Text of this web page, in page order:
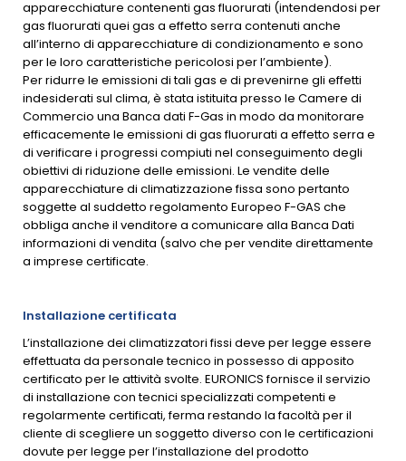
apparecchiature contenenti gas fluorurati (intendendosi per
gas fluorurati quei gas a effetto serra contenuti anche
all’interno di apparecchiature di condizionamento e sono
per le loro caratteristiche pericolosi per l’ambiente).
Per ridurre le emissioni di tali gas e di prevenirne gli effetti
indesiderati sul clima, è stata istituita presso le Camere di
Commercio una Banca dati F-Gas in modo da monitorare
efficacemente le emissioni di gas fluorurati a effetto serra e
di verificare i progressi compiuti nel conseguimento degli
obiettivi di riduzione delle emissioni. Le vendite delle
apparecchiature di climatizzazione fissa sono pertanto
soggette al suddetto regolamento Europeo F-GAS che
obbliga anche il venditore a comunicare alla Banca Dati
informazioni di vendita (salvo che per vendite direttamente
a imprese certificate.
Installazione certificata
L’installazione dei climatizzatori fissi deve per legge essere
effettuata da personale tecnico in possesso di apposito
certificato per le attività svolte. EURONICS fornisce il servizio
di installazione con tecnici specializzati competenti e
regolarmente certificati, ferma restando la facoltà per il
cliente di scegliere un soggetto diverso con le certificazioni
dovute per legge per l’installazione del prodotto